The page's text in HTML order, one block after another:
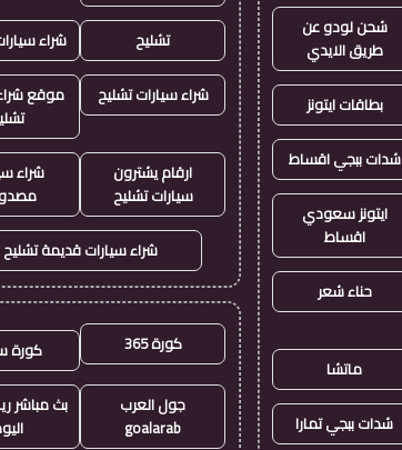
شحن لودو عن
طريق الايدي
بطاقات ايتونز
شدات ببجي اقساط
ايتونز سعودي
اقساط
حناء شعر
ماتشا
شدات ببجي تمارا
تشليح شراء
شراء سيارات تشليح
موقع
ارقام يشترون
سيارات تشليح
شراء
شراء سيارات قديمة تشليح
كورة 365 كورة
جول العرب
goalarab
بث مباشر